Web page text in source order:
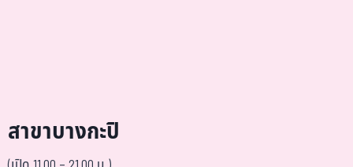
สาขาบางกะปิ